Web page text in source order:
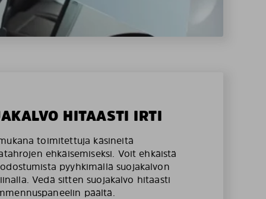
HITAASTI IRTI
toimitettuja käsineitä
ehkäisemiseksi. Voit ehkäistä
pyyhkimällä suojakalvon
Vedä sitten suojakalvo hitaasti
päältä.